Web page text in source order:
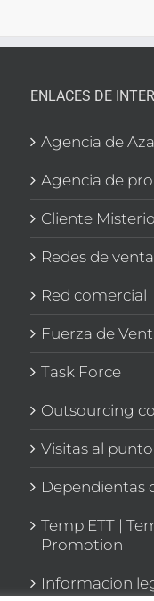
ENLACES DE
Agencia de
Agencia de
Cliente
Redes de
Red comercial
Fuerza de
Task Force
Outsourcing
Visitas al
Dependientas
Temp ETT |
Promotion
Informacion